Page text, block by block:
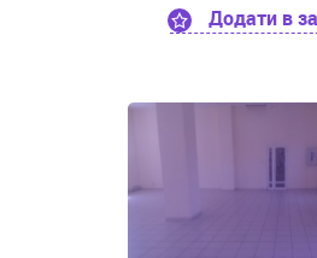
Додати в